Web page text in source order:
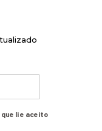
li e aceito